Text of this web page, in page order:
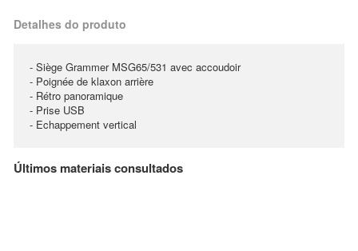
Detalhes do produto
- Siège Grammer MSG65/531 avec accoudoir
- Poignée de klaxon arrière
- Rétro panoramique
- Prise USB
- Echappement vertical
Últimos materiais consultados